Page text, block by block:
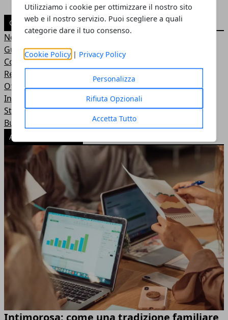
Utilizziamo i cookie per ottimizzare il nostro sito
web e il nostro servizio. Puoi scegliere a quali
categorie dare il tuo consenso.
Cookie Policy | Privacy Policy
Personalizza
Rifiuta Opzionali
Accetta Tutto
CATEGORIE
News
Guide
Confronti
Recensioni
Offerte
Intelligenza Artificiale
Startup & Innovazione
Business
ARTICOLI POPOLARI
Intimorosa: come una tradizione familiare